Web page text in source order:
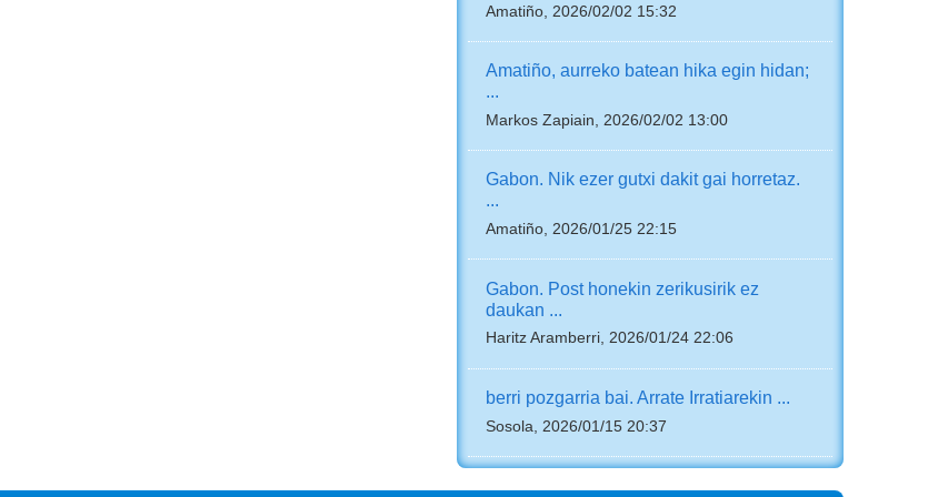
Amatiño, 2026/02/02 15:32
Amatiño, aurreko batean hika egin hidan;
...
Markos Zapiain, 2026/02/02 13:00
Gabon. Nik ezer gutxi dakit gai horretaz.
...
Amatiño, 2026/01/25 22:15
Gabon. Post honekin zerikusirik ez
daukan ...
Haritz Aramberri, 2026/01/24 22:06
berri pozgarria bai. Arrate Irratiarekin ...
Sosola, 2026/01/15 20:37